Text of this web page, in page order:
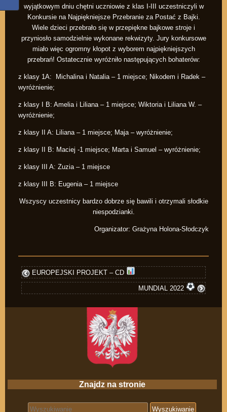
wyjątkowym dniu chętni uczniowie z klas I-III uczestniczyli w
Konkursie na Najpiękniejsze Przebranie za Postać z Bajki.
Wiele dzieci przebrało się w przepiękne bajkowe stroje i
przyniosło samodzielnie wykonane rekwizyty. Jury konkursowe
miało więc ogromny kłopot z wyborem najpiękniejszych
przebrań! Ostatecznie wyróżniło następujących bohaterów:
z klasy 1A: Michalina i Natalia – 1 miejsce; Nikodem i Radek –
wyróżnienie;
z klasy I B: Amelia i Liliana – 1 miejsce; Wiktoria i Liliana W. –
wyróżnienie;
z klasy II A: Liliana – 1 miejsce; Maja – wyróżnienie;
z klasy II B: Maciej -1 miejsce; Marta i Samuel – wyróżnienie;
z klasy III A: Zuzia – 1 miejsce
z klasy III B: Eugenia – 1 miejsce
Wszyscy uczestnicy bardzo dobrze się bawili i otrzymali słodkie
niespodzianki.
Organizator: Grażyna Holona-Słodczyk
EUROPEJSKI PROJEKT – CD
MUNDIAL 2022
Znajdz na stronie
Search for: